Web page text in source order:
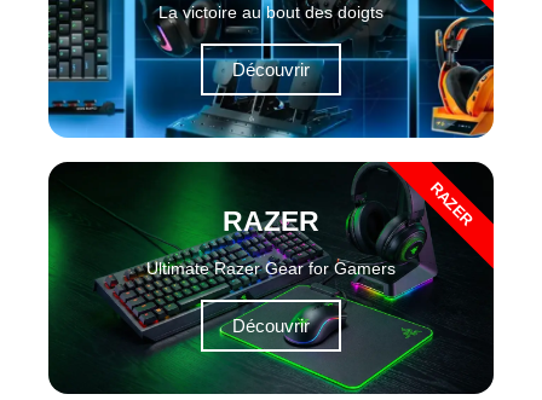
La victoire au bout des doigts
Découvrir
RAZER
Ultimate Razer Gear for Gamers
Découvrir
RAZER